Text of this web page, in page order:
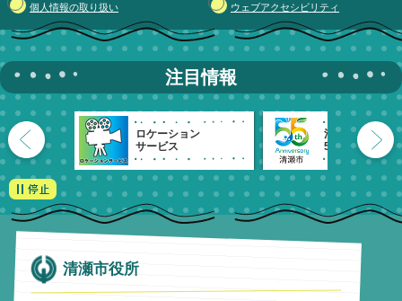
個人情報の取り扱い ウェブアクセシビリティ
注目情報
ロケーション
サービス
清瀬市
55周年記念
清瀬市役所